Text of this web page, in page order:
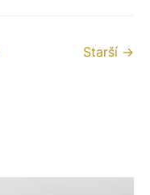
Starší →